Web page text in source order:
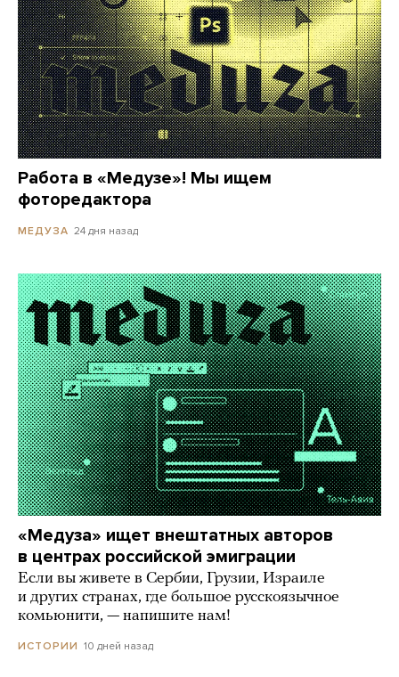
Работа в «Медузе»! Мы ищем
фоторедактора
МЕДУЗА 24 дня назад
«Медуза» ищет внештатных авторов
в центрах российской эмиграции
Если вы живете в Сербии, Грузии, Израиле
и других странах, где большое русскоязычное
комьюнити, — напишите нам!
ИСТОРИИ 10 дней назад